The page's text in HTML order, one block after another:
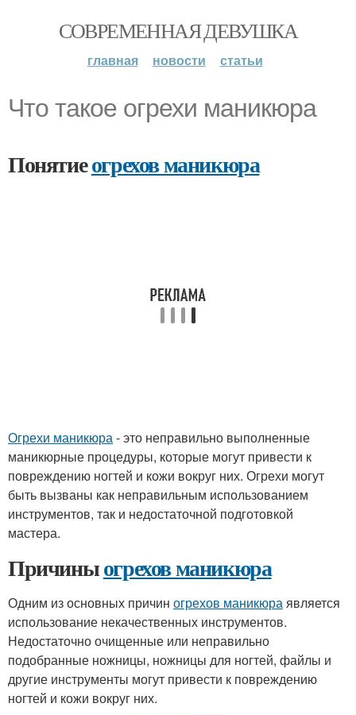
СОВРЕМЕННАЯ ДЕВУШКА
главная новости статьи
Что такое огрехи маникюра
Понятиеогрехов маникюра
Огрехи маникюра- это неправильно выполненные
маникюрные процедуры, которые могут привести к
повреждению ногтей и кожи вокруг них. Огрехи могут
быть вызваны как неправильным использованием
инструментов, так и недостаточной подготовкой
мастера.
Причиныогрехов маникюра
Одним из основных причин огрехов маникюраявляется
использование некачественных инструментов.
Недостаточно очищенные или неправильно
подобранные ножницы, ножницы для ногтей, файлы и
другие инструменты могут привести к повреждению
ногтей и кожи вокруг них.